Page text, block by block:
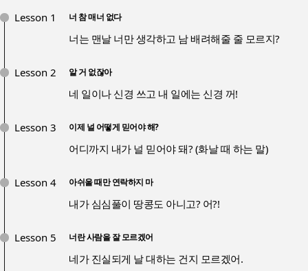
Lesson 1 너 참 매너 없다
너는 맨날 너만 생각하고 남 배려해줄 줄 모르지?
Lesson 2 알 거 없잖아
네 일이나 신경 쓰고 내 일에는 신경 꺼!
Lesson 3 이제 널 어떻게 믿어야 해?
어디까지 내가 널 믿어야 돼? (화날 때 하는 말)
Lesson 4 아쉬울 때만 연락하지 마
내가 심심풀이 땅콩도 아니고? 어?!
Lesson 5 너란 사람을 잘 모르겠어
네가 진실되게 날 대하는 건지 모르겠어.